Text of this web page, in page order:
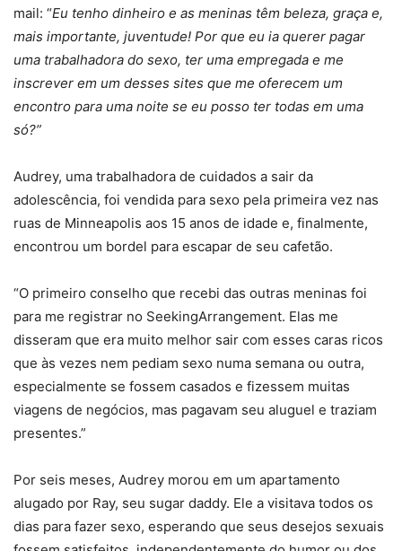
mail: “Eu tenho dinheiro e as meninas têm beleza, graça e,
mais importante, juventude! Por que eu ia querer pagar
uma trabalhadora do sexo, ter uma empregada e me
inscrever em um desses sites que me oferecem um
encontro para uma noite se eu posso ter todas em uma
só?”
Audrey, uma trabalhadora de cuidados a sair da
adolescência, foi vendida para sexo pela primeira vez nas
ruas de Minneapolis aos 15 anos de idade e, finalmente,
encontrou um bordel para escapar de seu cafetão.
“O primeiro conselho que recebi das outras meninas foi
para me registrar no SeekingArrangement. Elas me
disseram que era muito melhor sair com esses caras ricos
que às vezes nem pediam sexo numa semana ou outra,
especialmente se fossem casados ​​e fizessem muitas
viagens de negócios, mas pagavam seu aluguel e traziam
presentes.”
Por seis meses, Audrey morou em um apartamento
alugado por Ray, seu sugar daddy. Ele a visitava todos os
dias para fazer sexo, esperando que seus desejos sexuais